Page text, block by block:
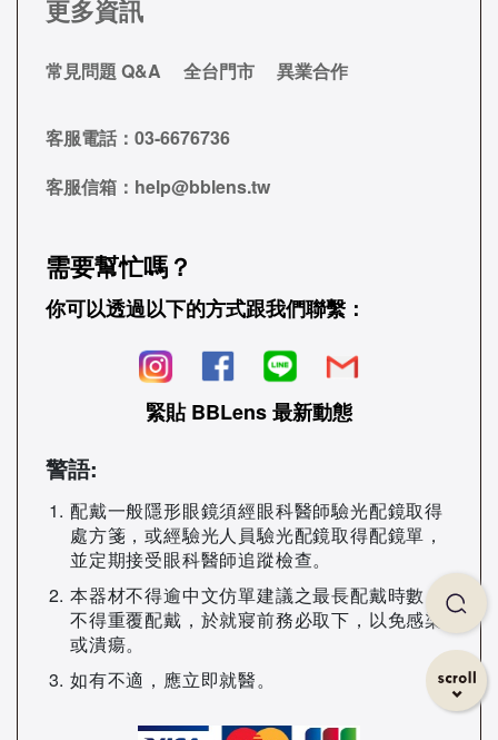
更多資訊
常見問題 Q&A 全台門市 異業合作
客服電話： 03-6676736
客服信箱： help@bblens.tw
需要幫忙嗎？
你可以透過以下的方式跟我們聯繫：
緊貼 BBLens 最新動態
警語:
配戴一般隱形眼鏡須經眼科醫師驗光配鏡取得
處方箋，或經驗光人員驗光配鏡取得配鏡單，
並定期接受眼科醫師追蹤檢查。
本器材不得逾中文仿單建議之最長配戴時數，
不得重覆配戴，於就寢前務必取下，以免感染
或潰瘍。
如有不適，應立即就醫。